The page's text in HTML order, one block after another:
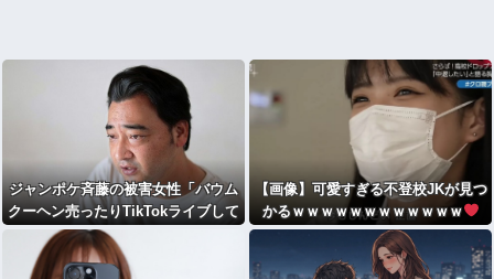
ジャンポケ斉藤の被害女性「バウム
クーヘン売ったりTikTokライブして
てムカついたから示談しなかった」
←これ
【画像】可愛すぎる不登校JKが見つ
かるｗｗｗｗｗｗｗｗｗｗｗｗ